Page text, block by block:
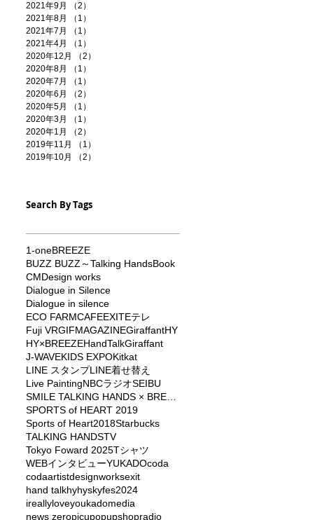
2021年9月
（2）
2021年8月
（1）
2021年7月
（1）
2021年4月
（1）
2020年12月
（2）
2020年8月
（1）
2020年7月
（1）
2020年6月
（2）
2020年5月
（1）
2020年3月
（1）
2020年1月
（2）
2019年11月
（1）
2019年10月
（2）
Search By Tags
1-oneBREEZE
BUZZ BUZZ～Talking HandsBook
CMDesign works
Dialogue in Silence
Dialogue in silence
ECO FARMCAFEEXITEテレ
Fuji VRGIFMAGAZINEGiraffantHY
HY×BREEZEHandTalkGiraffant
J-WAVEKIDS EXPOKitkat
LINE スタンプLINE着せ替え
Live PaintingNBCラジオSEIBU
SPORTS of HEART 2019
Sports of Heart2018Starbucks
TALKING HANDSTV
Tokyo Foward 2025Tシャツ
WEBインタビューYUKADOcoda
codaartistdesignworksexit
hand talkhyhyskyfes2024
ireallyloveyoukadomedia
news zeropicupopupshopradio